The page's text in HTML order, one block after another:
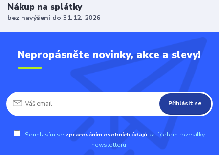
Nákup na splátky
bez navýšení do 31.12. 2026
Nepropásněte novinky, akce a slevy!
Přihlásit se
Souhlasím se zpracováním osobních údajů za účelem rozesílky
newsletteru.